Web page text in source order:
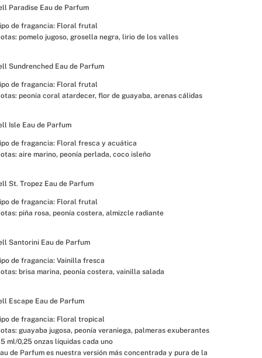
Paradise Eau de Parfum
de fragancia: Floral frutal
pomelo jugoso, grosella negra, lirio de los valles
Sundrenched Eau de Parfum
de fragancia: Floral frutal
peonía coral atardecer, flor de guayaba, arenas cálidas
Isle Eau de Parfum
de fragancia: Floral fresca y acuática
aire marino, peonía perlada, coco isleño
St. Tropez Eau de Parfum
de fragancia: Floral frutal
piña rosa, peonía costera, almizcle radiante
Santorini Eau de Parfum
de fragancia: Vainilla fresca
brisa marina, peonía costera, vainilla salada
Escape Eau de Parfum
de fragancia: Floral tropical
guayaba jugosa, peonía veraniega, palmeras exuberantes
ml/0,25 onzas líquidas cada uno
de Parfum es nuestra versión más concentrada y pura de la